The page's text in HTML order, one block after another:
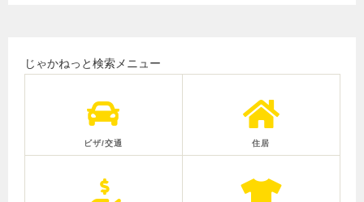
じゃかねっと検索メニュー
ビザ/交通 住居